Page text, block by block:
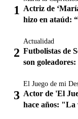
Actriz de
hizo en ataúd:
Actualidad
Futbolistas de
son
El Juego de mi
Actor de 'El
hace años: "La